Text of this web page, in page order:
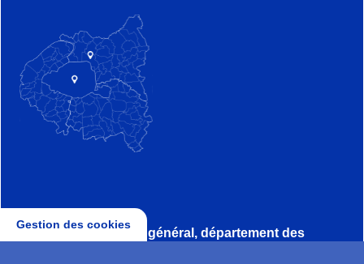
Direction, secrétariat général, département des
Gestion des cookies